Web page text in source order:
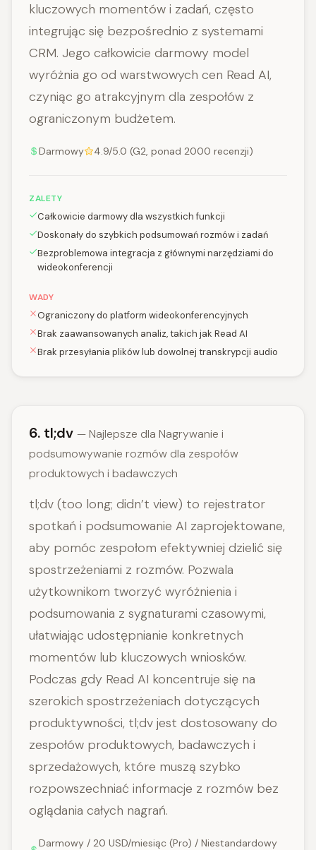
kluczowych momentów i zadań, często
integrując się bezpośrednio z systemami
CRM. Jego całkowicie darmowy model
wyróżnia go od warstwowych cen Read AI,
czyniąc go atrakcyjnym dla zespołów z
ograniczonym budżetem.
Darmowy 4.9/5.0 (G2, ponad 2000 recenzji)
ZALETY
Całkowicie darmowy dla wszystkich funkcji
Doskonały do szybkich podsumowań rozmów i zadań
Bezproblemowa integracja z głównymi narzędziami do
wideokonferencji
WADY
Ograniczony do platform wideokonferencyjnych
Brak zaawansowanych analiz, takich jak Read AI
Brak przesyłania plików lub dowolnej transkrypcji audio
6. tl;dv — Najlepsze dla Nagrywanie i
podsumowywanie rozmów dla zespołów
produktowych i badawczych
tl;dv (too long; didn’t view) to rejestrator
spotkań i podsumowanie AI zaprojektowane,
aby pomóc zespołom efektywniej dzielić się
spostrzeżeniami z rozmów. Pozwala
użytkownikom tworzyć wyróżnienia i
podsumowania z sygnaturami czasowymi,
ułatwiając udostępnianie konkretnych
momentów lub kluczowych wniosków.
Podczas gdy Read AI koncentruje się na
szerokich spostrzeżeniach dotyczących
produktywności, tl;dv jest dostosowany do
zespołów produktowych, badawczych i
sprzedażowych, które muszą szybko
rozpowszechniać informacje z rozmów bez
oglądania całych nagrań.
Darmowy / 20 USD/miesiąc (Pro) / Niestandardowy